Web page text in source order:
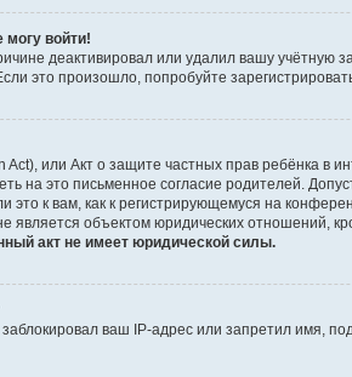
могу войти!
деактивировал или удалил вашу
это произошло, попробуйте
Act), или Акт о защите частных прав ребёнка
на это письменное согласие родителей.
это к вам, как к регистрирующемуся на
является объектом юридических отношений,
акт не имеет юридической силы.
ваш IP-адрес или запретил имя,